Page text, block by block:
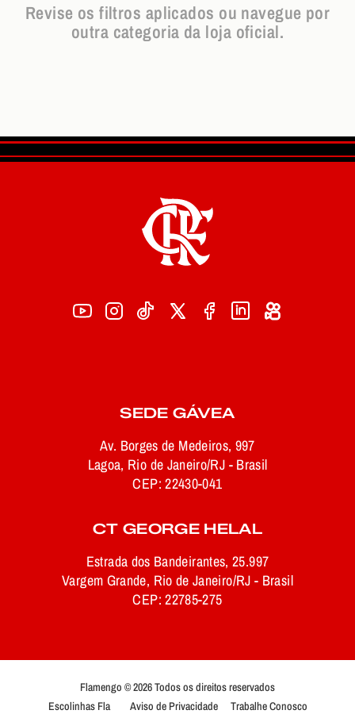
Revise os filtros aplicados ou navegue por
outra categoria da loja oficial.
SEDE GÁVEA
Av. Borges de Medeiros, 997
Lagoa, Rio de Janeiro/RJ - Brasil
CEP: 22430-041
CT GEORGE HELAL
Estrada dos Bandeirantes, 25.997
Vargem Grande, Rio de Janeiro/RJ - Brasil
CEP: 22785-275
Flamengo © 2026 Todos os direitos reservados
Escolinhas Fla
Aviso de Privacidade Trabalhe Conosco